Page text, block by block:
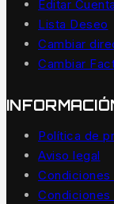
Editar Cuenta
Lista Deseo
Cambiar
Cambiar
Política de
Aviso legal
Condiciones
Condiciones